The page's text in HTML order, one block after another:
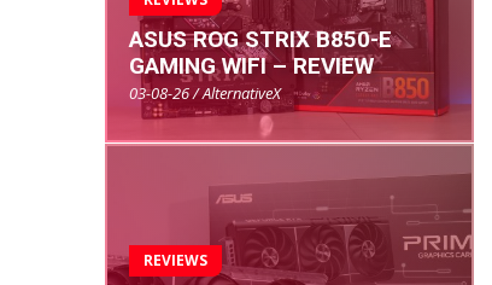
ASUS ROG STRIX B850-E
GAMING WIFI – REVIEW
03-08-26 / AlternativeX
REVIEWS